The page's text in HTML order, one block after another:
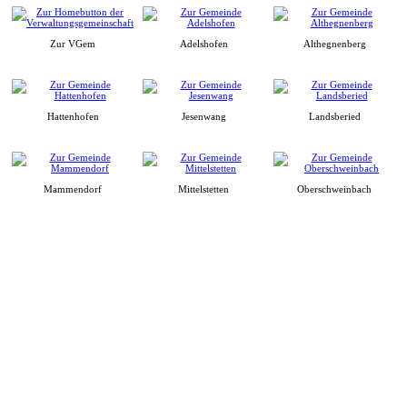
Zur VGem Adelshofen Althegnenberg
Hattenhofen Jesenwang Landsberied
Mammendorf Mittelstetten Oberschweinbach